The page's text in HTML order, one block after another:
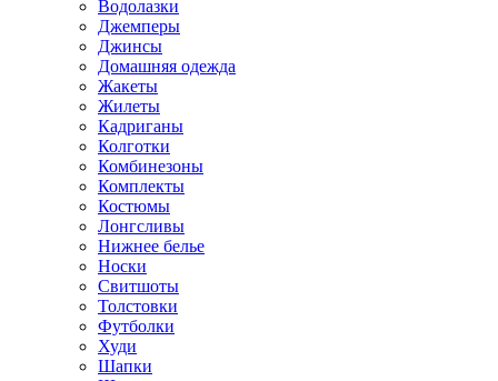
Водолазки
Джемперы
Джинсы
Домашняя одежда
Жакеты
Жилеты
Кадриганы
Колготки
Комбинезоны
Комплекты
Костюмы
Лонгсливы
Нижнее белье
Носки
Свитшоты
Толстовки
Футболки
Худи
Шапки